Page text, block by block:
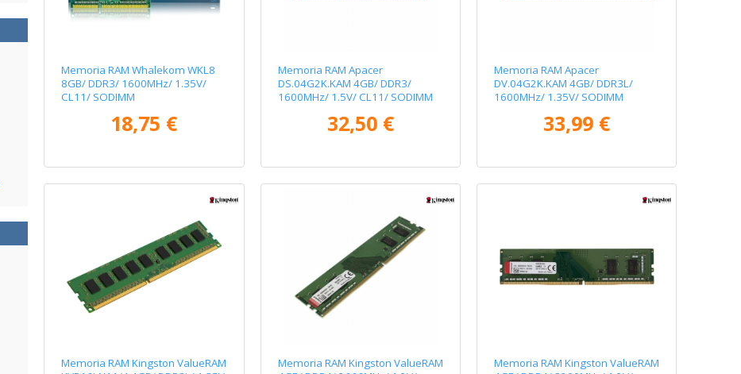
Memoria RAM Whalekom WKL8
8GB/ DDR3/ 1600MHz/ 1.35V/
CL11/ SODIMM
18,75 €
Memoria RAM Apacer
DS.04G2K.KAM 4GB/ DDR3/
1600MHz/ 1.5V/ CL11/ SODIMM
32,50 €
Memoria RAM Apacer
DV.04G2K.KAM 4GB/ DDR3L/
1600MHz/ 1.35V/ SODIMM
33,99 €
Memoria RAM Kingston ValueRAM
Memoria RAM Kingston ValueRAM
Memoria RAM Kingston ValueRAM